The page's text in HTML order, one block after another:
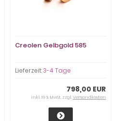
Creolen Gelbgold 585
Lieferzeit:3-4 Tage
798,00 EUR
inkl. 19 % MwSt. zzgl.Versandkosten